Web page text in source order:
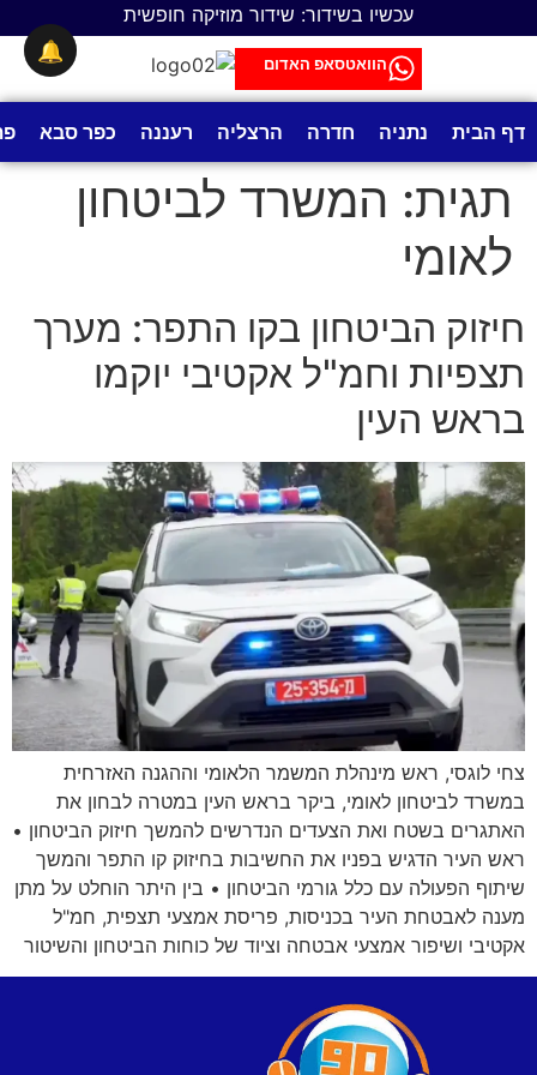
עכשיו בשידור: שידור מוזיקה חופשית
הוואטסאפ האדום
דף הבית נתניה חדרה הרצליה רעננה כפר סבא
תגית: המשרד לביטחון
לאומי
חיזוק הביטחון בקו התפר: מערך
תצפיות וחמ"ל אקטיבי יוקמו
בראש העין
צחי לוגסי, ראש מינהלת המשמר הלאומי וההגנה האזרחית
במשרד לביטחון לאומי, ביקר בראש העין במטרה לבחון את
האתגרים בשטח ואת הצעדים הנדרשים להמשך חיזוק הביטחון •
ראש העיר הדגיש בפניו את החשיבות בחיזוק קו התפר והמשך
שיתוף הפעולה עם כלל גורמי הביטחון • בין היתר הוחלט על מתן
מענה לאבטחת העיר בכניסות, פריסת אמצעי תצפית, חמ"ל
אקטיבי ושיפור אמצעי אבטחה וציוד של כוחות הביטחון והשיטור
🔔